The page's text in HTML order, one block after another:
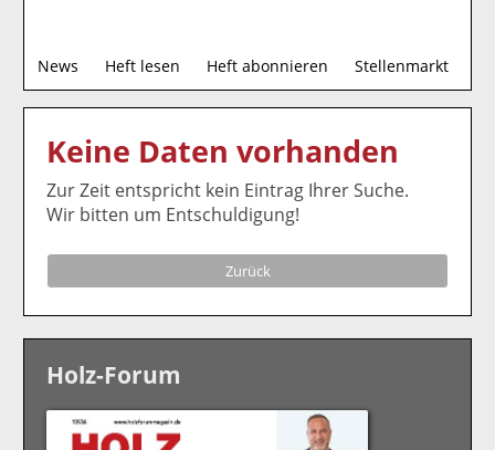
News Heft lesen Heft abonnieren Stellenmarkt
u
c
Keine Daten vorhanden
Zur Zeit entspricht kein Eintrag Ihrer Suche.
Wir bitten um Entschuldigung!
Zurück
Holz-Forum